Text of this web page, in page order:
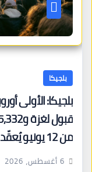
بلجيكا
أخرى
6 أغسطس، 2026